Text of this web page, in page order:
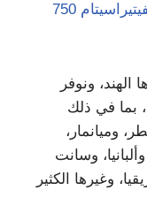
أقراص ليفيتيراسيتام 750
ونوفر
بما في ذلك
وميانمار،
وسانت